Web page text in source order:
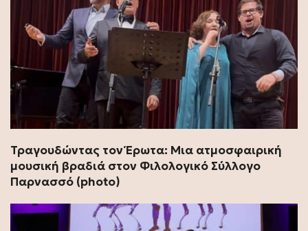
Τραγουδώντας τον Έρωτα: Μια ατμοσφαιρική
μουσική βραδιά στον Φιλολογικό Σύλλογο
Παρνασσό (photo)